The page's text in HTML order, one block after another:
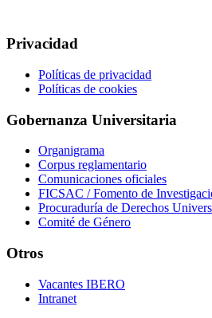
Privacidad
Políticas de privacidad
Políticas de cookies
Gobernanza Universitaria
Organigrama
Corpus reglamentario
Comunicaciones oficiales
FICSAC / Fomento de
Procuraduría de Derechos
Comité de Género
Otros
Vacantes IBERO
Intranet